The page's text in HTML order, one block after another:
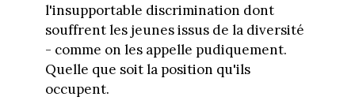
l'insupportable discrimination dont
souffrent les jeunes issus de la diversité
- comme on les appelle pudiquement.
Quelle que soit la position qu'ils
occupent.